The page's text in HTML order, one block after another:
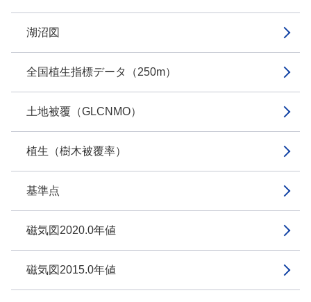
湖沼図
全国植生指標データ（250m）
土地被覆（GLCNMO）
植生（樹木被覆率）
基準点
磁気図2020.0年値
磁気図2015.0年値